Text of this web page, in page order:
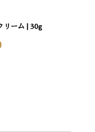
リーム | 30g